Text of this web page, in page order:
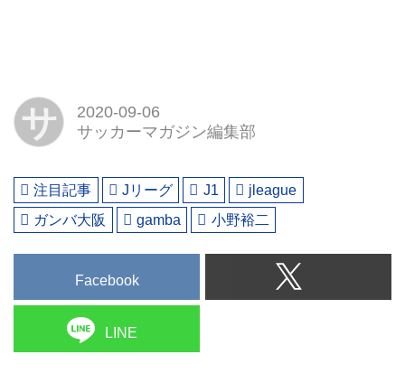
サ
2020-09-06
サッカーマガジン編集部
注目記事 Jリーグ J1
jleague
ガンバ大阪
gamba 小野裕二
Facebook
LINE